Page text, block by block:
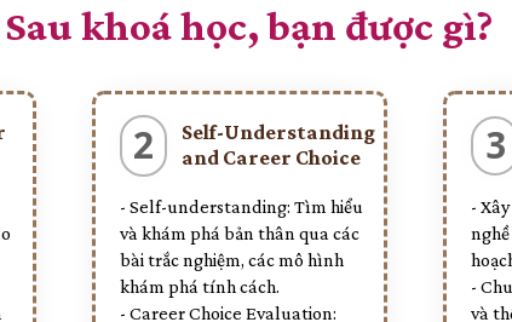
Sau khoá học, bạn được gì?
Self-Understanding
and Career Choice
- Self-understanding: Tìm hiểu
và khám phá bản thân qua các
bài trắc nghiệm, các mô hình
khám phá tính cách.
- Career Choice Evaluation:
2
-
-
và
3